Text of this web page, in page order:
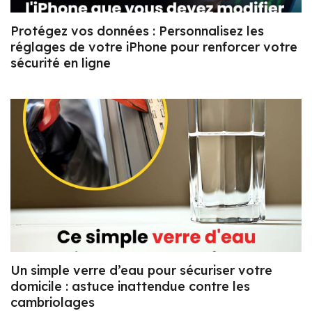
Protégez vos données : Personnalisez les
réglages de votre iPhone pour renforcer votre
sécurité en ligne
Un simple verre d’eau pour sécuriser votre
domicile : astuce inattendue contre les
cambriolages